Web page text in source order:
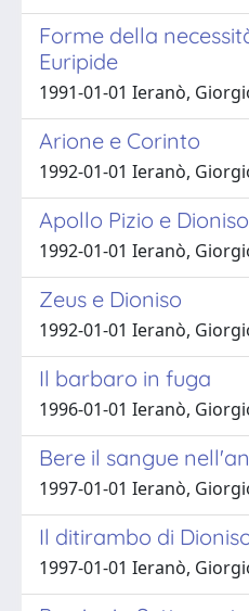
Forme della
Euripide
1991-01-01 Ieranò,
Arione e Corinto
1992-01-01 Ieranò,
Apollo Pizio e
1992-01-01 Ieranò,
Zeus e Dioniso
1992-01-01 Ieranò,
Il barbaro in fuga
1996-01-01 Ieranò,
Bere il sangue
1997-01-01 Ieranò,
Il ditirambo di
1997-01-01 Ieranò,